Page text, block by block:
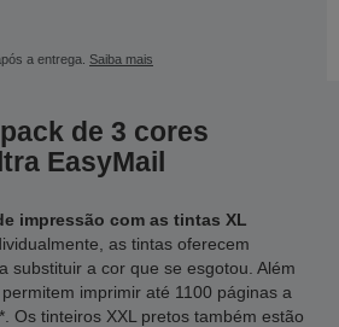
a entrega. Saiba mais
de 3 cores
EasyMail
impressão com as tintas XL
as tintas oferecem
substituir a cor que se esgotou. Além
imprimir até 1100 páginas a
Os tinteiros XXL pretos também estão